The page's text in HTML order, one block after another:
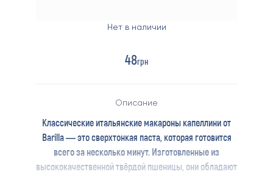
Нет в наличии
48грн
Описание
Классические итальянские макароны капеллини от
Barilla — это сверхтонкая паста, которая готовится
всего за несколько минут. Изготовленные из
высококачественной твёрдой пшеницы, они обладают